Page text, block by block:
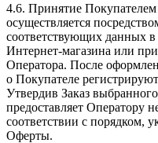
4.6. Принятие
осуществляется
соответствующих данных
Интернет-магазина или
Оператора. После
о Покупателе
Утвердив Заказ
предоставляет Оператору
соответствии с порядком,
Оферты.